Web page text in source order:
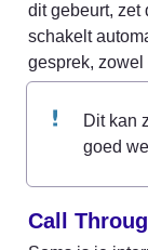
dit gebeurt, zet
schakelt
gesprek, zowel
Dit kan
goed
Call